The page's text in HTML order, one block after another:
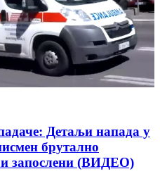
Детаљи напада у
брутално
и запослени (ВИДЕО)